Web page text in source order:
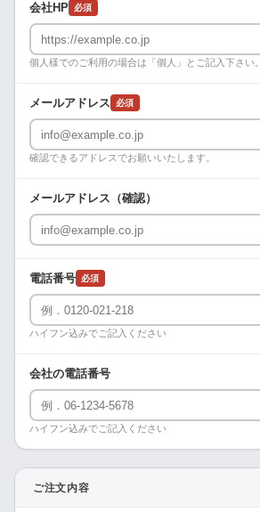
会社HP 必須
個人様でのご利用の場合は「個人」とご記入下さい。
メールアドレス 必須
確認できるアドレスでお願いいたします。
メールアドレス（確認）
電話番号 必須
ハイフン込みでご記入ください
会社の電話番号
ハイフン込みでご記入ください
ご注文内容